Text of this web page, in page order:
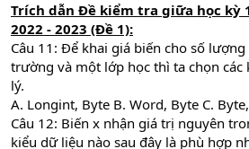
Trích dẫn Đề kiểm tra giữa học kỳ
2022 - 2023 (Đề 1):
Câu 11: Để khai giá biến cho số
trường và một lớp học thì ta chọn các
lý.
A. Longint, Byte B. Word, Byte C.
Câu 12: Biến x nhận giá trị nguyên
kiểu dữ liệu nào sau đây là phù hợp